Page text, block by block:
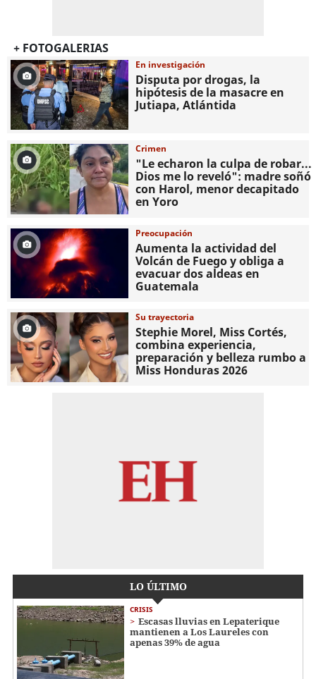
+ FOTOGALERIAS
En investigación
Disputa por drogas, la
hipótesis de la masacre en
Jutiapa, Atlántida
Crimen
"Le echaron la culpa de robar...
Dios me lo reveló": madre soñó
con Harol, menor decapitado
en Yoro
Preocupación
Aumenta la actividad del
Volcán de Fuego y obliga a
evacuar dos aldeas en
Guatemala
Su trayectoria
Stephie Morel, Miss Cortés,
combina experiencia,
preparación y belleza rumbo a
Miss Honduras 2026
LO ÚLTIMO
CRISIS
Escasas lluvias en Lepaterique
mantienen a Los Laureles con
apenas 39% de agua